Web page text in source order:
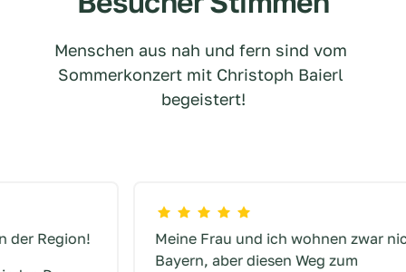
Menschen aus nah und fern sind vom
Sommerkonzert mit Christoph Baierl
begeistert!
Meine Frau und ich wohnen zwar nicht in
Bayern, aber diesen Weg zum